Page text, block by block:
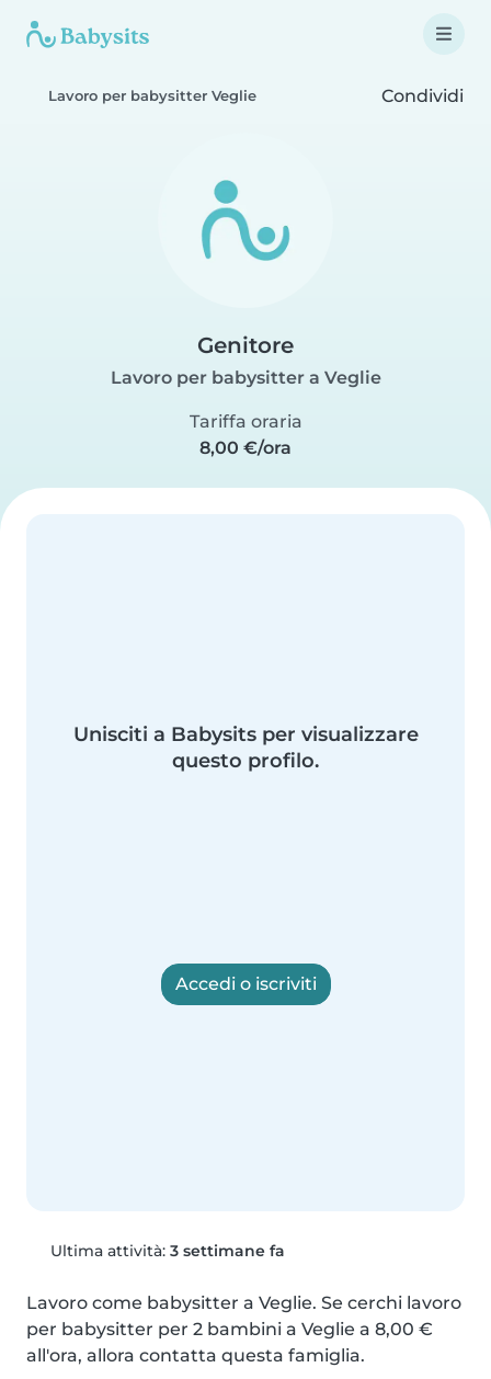
Lavoro per babysitter Veglie Condividi
Genitore
Lavoro per babysitter a Veglie
Tariffa oraria
8,00 €/ora
Unisciti a Babysits per visualizzare
questo profilo.
Accedi o iscriviti
Ultima attività: 3 settimane fa
Lavoro come babysitter a Veglie. Se cerchi lavoro
per babysitter per 2 bambini a Veglie a 8,00 €
all'ora, allora contatta questa famiglia.